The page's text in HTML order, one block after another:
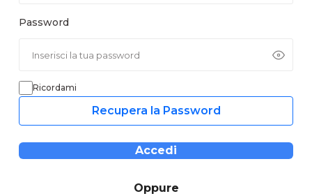
Password
Ricordami
Recupera la Password
Accedi
Oppure